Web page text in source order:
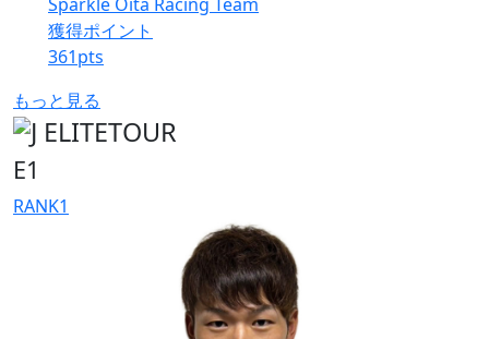
獲得ポイント
361pts
もっと見る
E1
RANK1